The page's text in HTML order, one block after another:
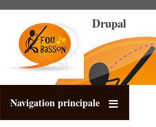
main
content
Drupal
Navigation principale